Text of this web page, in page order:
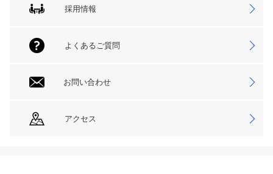
採用情報
よくあるご質問
お問い合わせ
アクセス